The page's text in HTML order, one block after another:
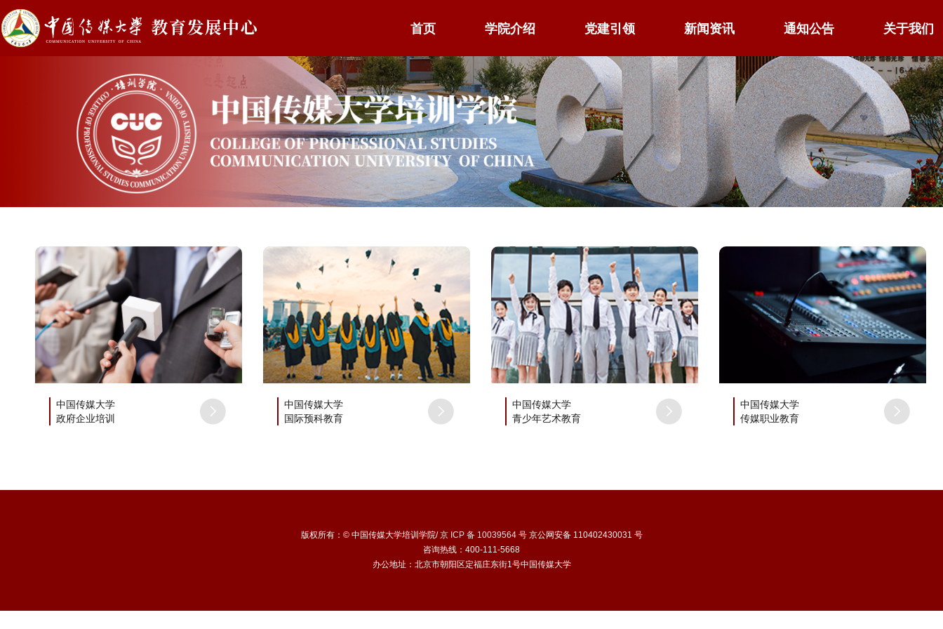
首页 学院介绍 党建引领 新闻资讯 通知公告 关于我们
中国传媒大学
政府企业培训
中国传媒大学
国际预科教育
中国传媒大学
青少年艺术教育
中国传媒大学
传媒职业教育
版权所有：© 中国传媒大学培训学院/京 ICP 备 10039564 号京公网安备 110402430031 号
咨询热线：400-111-5668
办公地址：北京市朝阳区定福庄东街1号中国传媒大学